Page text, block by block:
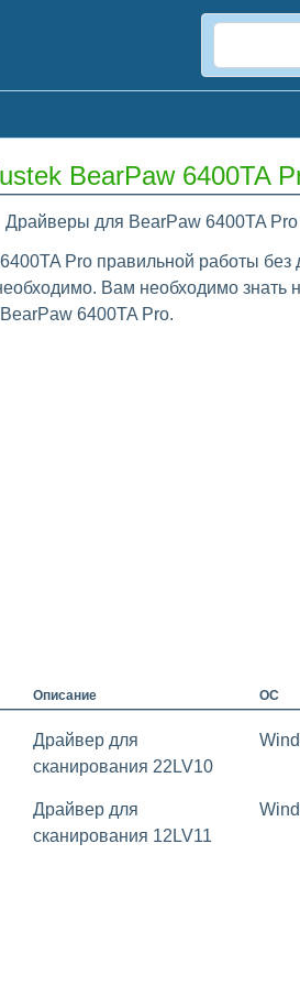
BearPaw 6400TA
Драйверы для BearPaw 6400TA Pro
Pro правильной работы
Вам необходимо
6400TA Pro.
Описание ОС
Драйвер для
сканирования 22LV10
Драйвер для
сканирования 12LV11